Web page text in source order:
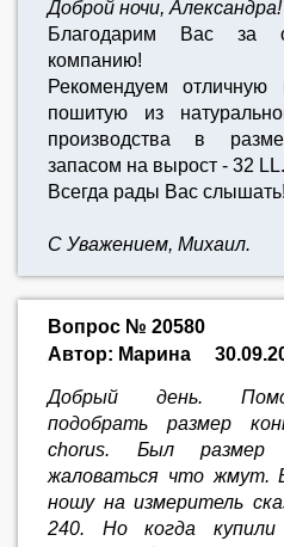
Доброй ночи, Александра!
Благодарим Вас за
компанию!
Рекомендуем
пошитую из
производства в
запасом на вырост - 32 LL.
Всегда рады Вас слышать!
С Уважением, Михаил.
Вопрос № 20580
Автор: Марина
Добрый день.
подобрать размер
chorus. Был размер
жаловаться что жмут.
ношу на измеритель
240. Но когда